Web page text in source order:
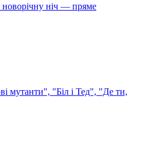
новорічну ніч — пряме
мутанти", "Біл і Тед", "Де ти,